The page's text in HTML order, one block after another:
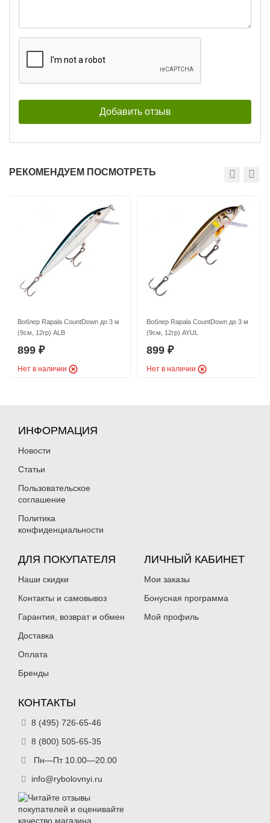
РЕКОМЕНДУЕМ ПОСМОТРЕТЬ
Воблер Rapala CountDown до 3 м
(9см, 12гр) ALB
899 ₽
Нет в наличии
Воблер Rapala CountDown до 3 м
(9см, 12гр) AYUL
899 ₽
Нет в наличии
ИНФОРМАЦИЯ
Новости
Статьи
Пользовательское
соглашение
Политика
конфиденциальности
ДЛЯ ПОКУПАТЕЛЯ
Наши скидки
Контакты и самовывоз
Гарантия, возврат и обмен
Доставка
Оплата
Бренды
ЛИЧНЫЙ КАБИНЕТ
Мои заказы
Бонусная программа
Мой профиль
КОНТАКТЫ
8 (495) 726-65-46
8 (800) 505-65-35
Пн—Пт 10.00—20.00
info@rybolovnyi.ru